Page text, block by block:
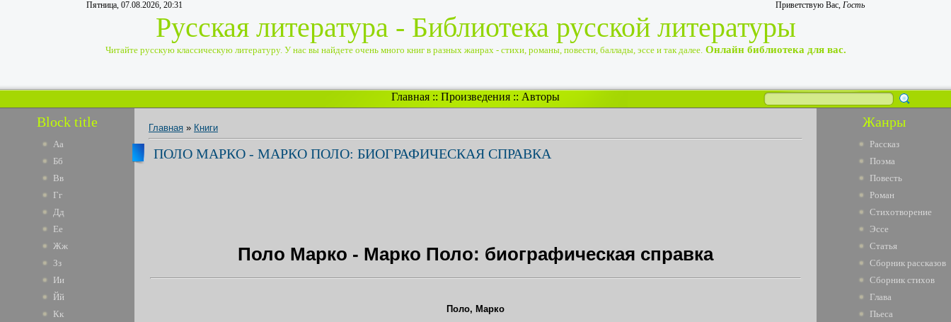
Пятница, 07.08.2026, 20:31 Приветствую Вас, Гость
Русская литература - Библиотека русской литературы
Читайте русскую классическую литературу. У нас вы найдете очень много книг в разных жанрах - стихи, романы, повести, баллады, эссе и так далее. Онлайн библиотека для вас.
Главная :: Произведения :: Авторы
Block title
Аа
Бб
Вв
Гг
Дд
Ее
Жж
Зз
Ии
Йй
Кк
Главная » Книги
ПОЛО МАРКО - МАРКО ПОЛО: БИОГРАФИЧЕСКАЯ СПРАВКА
Поло Марко - Марко Поло: биографическая справка
Поло, Марко
Жанры
Рассказ
Поэма
Повесть
Роман
Стихотворение
Эссе
Статья
Сборник рассказов
Сборник стихов
Глава
Пьеса